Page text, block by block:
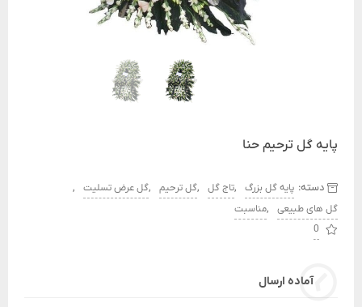
پایه گل ترحیم حنا
دسته: پایه گل بزرگ ,تاج گل ,گل ترحیم ,گل عرض تسلیت ,
گل های طبیعی ,مناسبت
0
آماده ارسال